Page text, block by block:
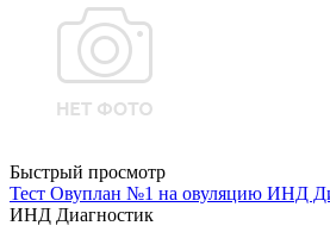
Быстрый просмотр
Тест Овуплан №1 на овуляцию ИНД
ИНД Диагностик